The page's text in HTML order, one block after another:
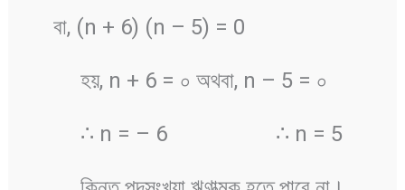
বা, (n + 6) (n – 5) = 0
হয়, n + 6 = ০ অথবা, n – 5 = ০
∴ n = – 6 ∴ n = 5